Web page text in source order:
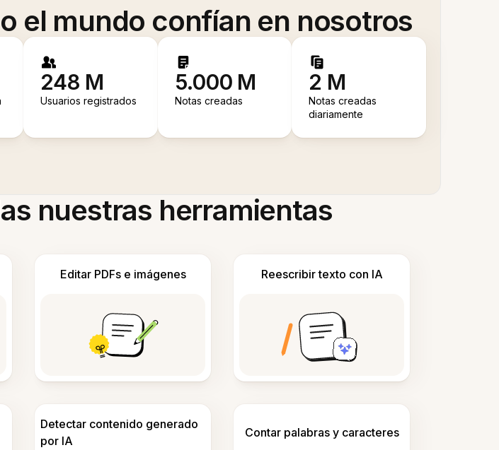
el mundo confían en nosotros
248 M
Usuarios registrados
5.000 M
Notas creadas
2 M
Notas creadas
diariamente
nuestras herramientas
Editar PDFs e imágenes Reescribir texto con IA
Detectar contenido generado
por IA
Contar palabras y caracteres